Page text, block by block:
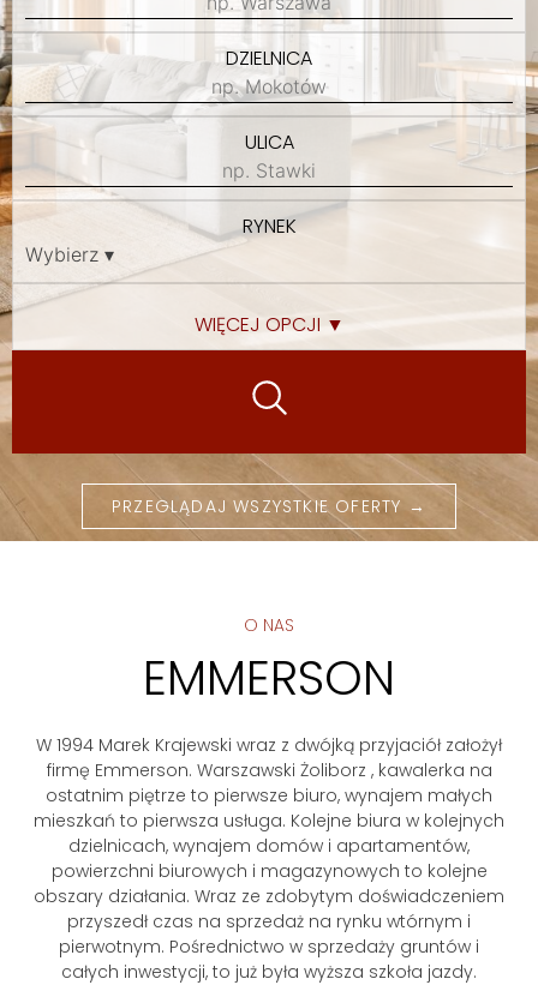
DZIELNICA
ULICA
RYNEK
WIĘCEJ OPCJI ▼
PRZEGLĄDAJ WSZYSTKIE OFERTY →
O NAS
EMMERSON
W 1994 Marek Krajewski wraz z dwójką przyjaciół założył
firmę Emmerson. Warszawski Żoliborz , kawalerka na
ostatnim piętrze to pierwsze biuro, wynajem małych
mieszkań to pierwsza usługa. Kolejne biura w kolejnych
dzielnicach, wynajem domów i apartamentów,
powierzchni biurowych i magazynowych to kolejne
obszary działania. Wraz ze zdobytym doświadczeniem
przyszedł czas na sprzedaż na rynku wtórnym i
pierwotnym. Pośrednictwo w sprzedaży gruntów i
całych inwestycji, to już była wyższa szkoła jazdy.